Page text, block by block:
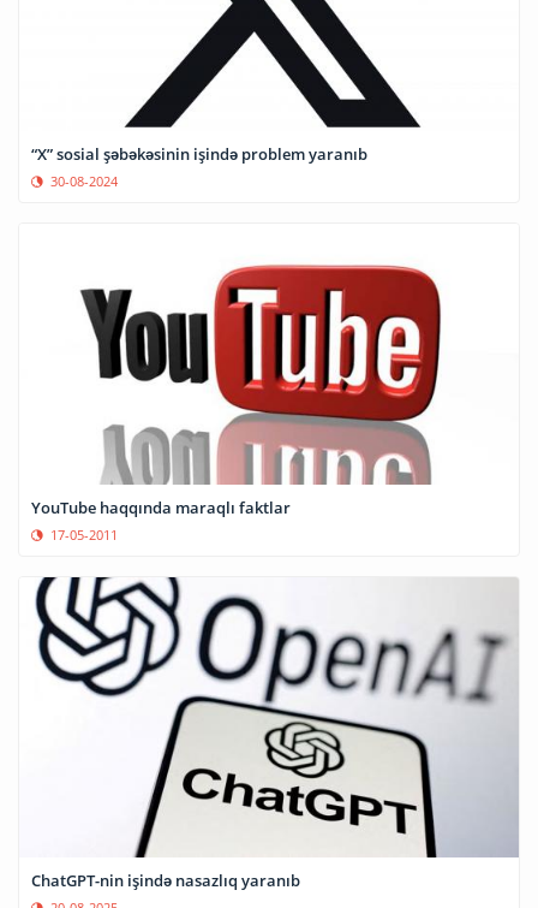
“X” sosial şəbəkəsinin işində problem yaranıb
30-08-2024
YouTube haqqında maraqlı faktlar
17-05-2011
ChatGPT-nin işində nasazlıq yaranıb